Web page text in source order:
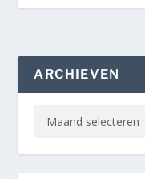
ARCHIEVEN